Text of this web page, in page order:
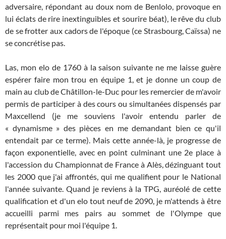
adversaire, répondant au doux nom de Benlolo, provoque en
lui éclats de rire inextinguibles et sourire béat), le rêve du club
de se frotter aux cadors de l'époque (ce Strasbourg, Caïssa) ne
se concrétise pas.
Las, mon elo de 1760 à la saison suivante ne me laisse guère
espérer faire mon trou en équipe 1, et je donne un coup de
main au club de Châtillon-le-Duc pour les remercier de m'avoir
permis de participer à des cours ou simultanées dispensés par
Maxcellend (je me souviens l'avoir entendu parler de
« dynamisme » des pièces en me demandant bien ce qu'il
entendait par ce terme). Mais cette année-là, je progresse de
façon exponentielle, avec en point culminant une 2e place à
l'accession du Championnat de France à Alès, dézinguant tout
les 2000 que j'ai affrontés, qui me qualifient pour le National
l'année suivante. Quand je reviens à la TPG, auréolé de cette
qualification et d'un elo tout neuf de 2090, je m'attends à être
accueilli parmi mes pairs au sommet de l'Olympe que
représentait pour moi l'équipe 1.